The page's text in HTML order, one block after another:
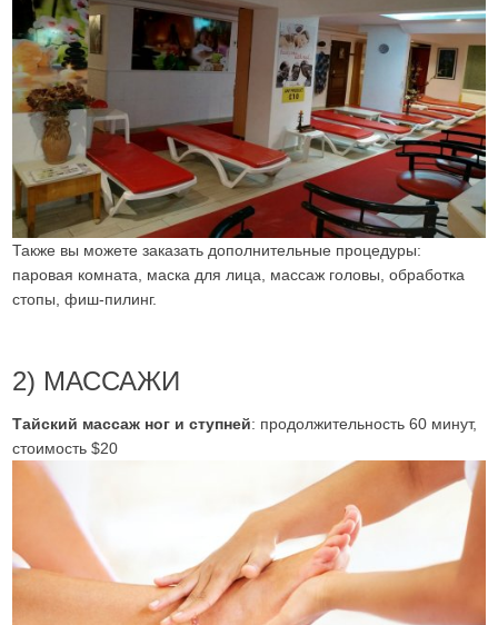
Также вы можете заказать дополнительные процедуры:
паровая комната, маска для лица, массаж головы, обработка
стопы, фиш-пилинг.
2) МАССАЖИ
Тайский массаж ног и ступней: продолжительность 60 минут,
стоимость $20